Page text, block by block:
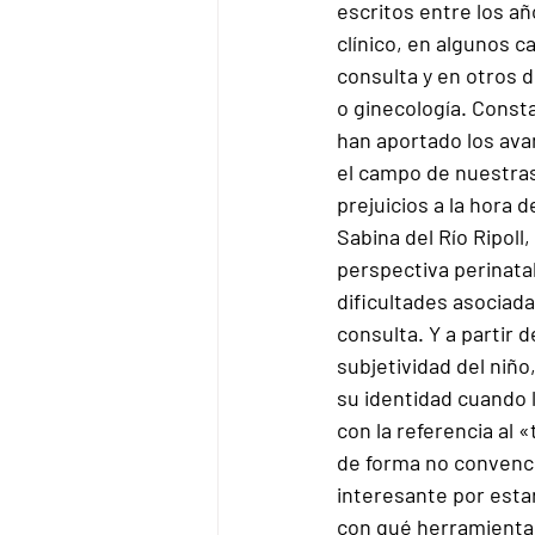
escritos entre los
clínico, en algunos
consulta y en otros
o ginecología.
han aportado los
el campo de
prejuicios a la hora
Sabina del Río
perspectiva
dificultades
consulta. Y a partir
subjetividad del
su identidad
con la referencia al
de forma no
interesante por
con qué